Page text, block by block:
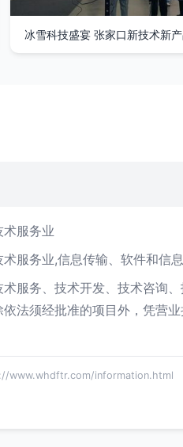
冰雪科技盛宴 张家口新技术新
服务业
服务业,信息传输、软件和信
服务、技术开发、技术咨询
法须经批准的项目外，凭营
www.whdftr.com/information.html